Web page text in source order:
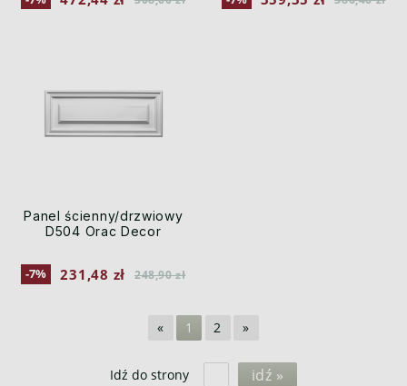
Panel ścienny/drzwiowy
D504 Orac Decor
-7% 231,48 zł 248,90 zł
« 1 2 »
Idź do strony idź »